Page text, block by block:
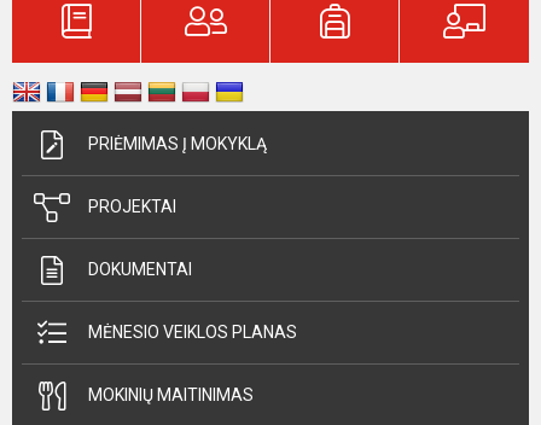
PRIĖMIMAS Į MOKYKLĄ
PROJEKTAI
DOKUMENTAI
MĖNESIO VEIKLOS PLANAS
MOKINIŲ MAITINIMAS